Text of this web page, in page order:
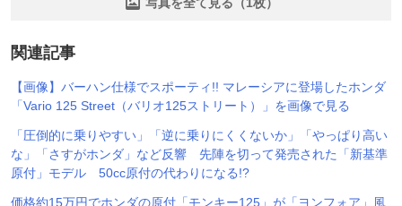
関連記事
【画像】バーハン仕様でスポーティ!! マレーシアに登場したホンダ
「Vario 125 Street（バリオ125ストリート）」を画像で見る
「圧倒的に乗りやすい」「逆に乗りにくくないか」「やっぱり高い
な」「さすがホンダ」など反響 先陣を切って発売された「新基準
原付」モデル 50cc原付の代わりになる!?
価格約15万円でホンダの原付「モンキー125」が「ヨンフォア」風